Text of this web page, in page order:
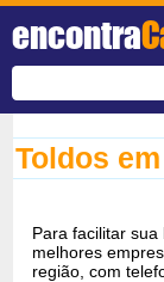
encontra
Toldos
Para facilitar
melhores
região, com